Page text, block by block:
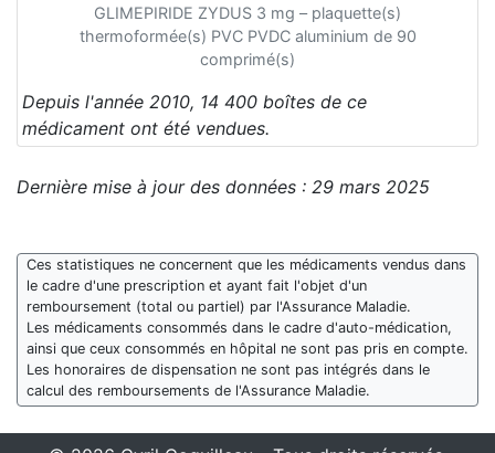
GLIMEPIRIDE ZYDUS 3 mg – plaquette(s)
thermoformée(s) PVC PVDC aluminium de 90
comprimé(s)
Depuis l'année 2010, 14 400 boîtes de ce
médicament ont été vendues.
Dernière mise à jour des données : 29 mars 2025
Ces statistiques ne concernent que les médicaments vendus dans
le cadre d'une prescription et ayant fait l'objet d'un
remboursement (total ou partiel) par l'Assurance Maladie.
Les médicaments consommés dans le cadre d'auto-médication,
ainsi que ceux consommés en hôpital ne sont pas pris en compte.
Les honoraires de dispensation ne sont pas intégrés dans le
calcul des remboursements de l'Assurance Maladie.